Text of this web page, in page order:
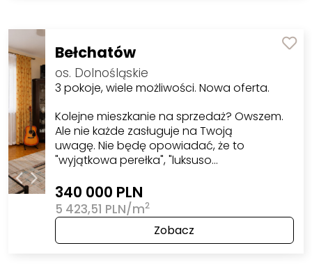
Bełchatów
os. Dolnośląskie
3 pokoje, wiele możliwości. Nowa oferta.
Kolejne mieszkanie na sprzedaż? Owszem.
Ale nie każde zasługuje na Twoją
uwagę. Nie będę opowiadać, że to
"wyjątkowa perełka", "luksuso…
340 000 PLN
5 423,51 PLN/m2
Zobacz